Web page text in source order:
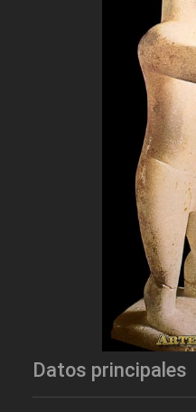
Datos principales